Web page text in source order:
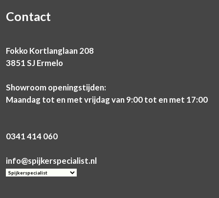
Contact
Fokko Kortlanglaan 208
3851 SJ Ermelo
Showroom openingstijden:
Maandag tot en met vrijdag van 9:00 tot en met 17:00
0341 414 060
info@spijkerspecialist.nl